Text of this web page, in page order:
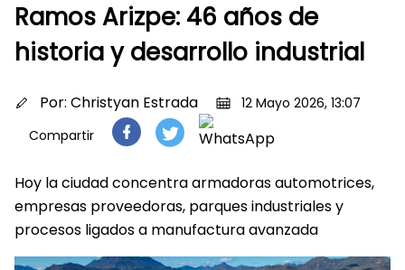
Ramos Arizpe: 46 años de
historia y desarrollo industrial
Por: Christyan Estrada
12 Mayo 2026, 13:07
Compartir
Hoy la ciudad concentra armadoras automotrices,
empresas proveedoras, parques industriales y
procesos ligados a manufactura avanzada